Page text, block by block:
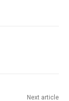
Next article